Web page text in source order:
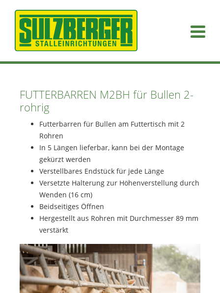
FUTTERBARREN M2BH für Bullen 2-
rohrig
Futterbarren für Bullen am Futtertisch mit 2
Rohren
In 5 Längen lieferbar, kann bei der Montage
gekürzt werden
Verstellbares Endstück für jede Länge
Versetzte Halterung zur Höhenverstellung durch
Wenden (16 cm)
Beidseitiges Öffnen
Hergestellt aus Rohren mit Durchmesser 89 mm
verstärkt